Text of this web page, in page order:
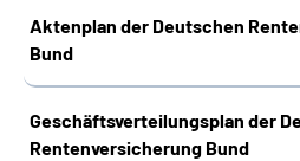
Aktenplan der Deutschen
Bund
Geschäftsverteilungsplan der
Rentenversicherung Bund